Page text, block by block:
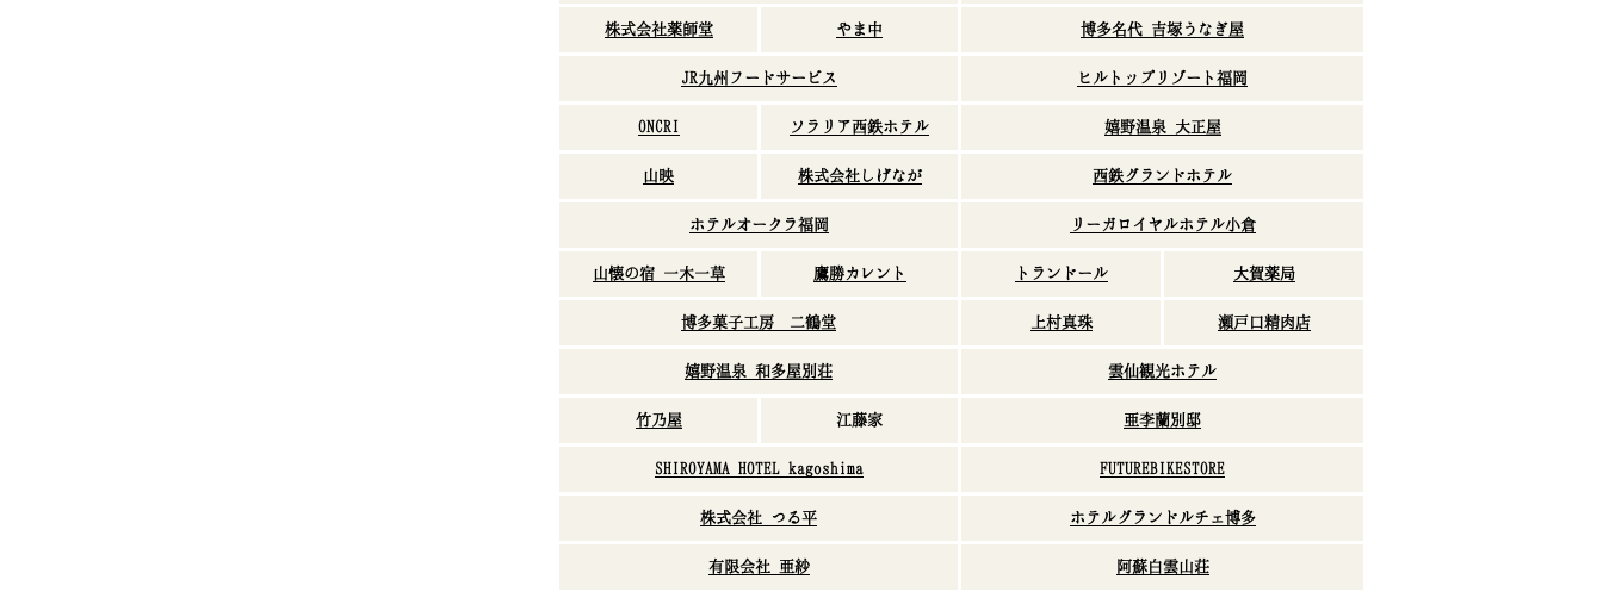
株式会社薬師堂 やま中 博多名代 吉塚うなぎ屋
JR九州フードサービス ヒルトップリゾート福岡
ONCRI ソラリア西鉄ホテル 嬉野温泉 大正屋
山映 株式会社しげなが 西鉄グランドホテル
ホテルオークラ福岡 リーガロイヤルホテル小倉
山懐の宿 一木一草 鷹勝カレント トランドール 大賀薬局
博多菓子工房 二鶴堂 上村真珠 瀬戸口精肉店
嬉野温泉 和多屋別荘 雲仙観光ホテル
竹乃屋 江藤家 亜李蘭別邸
SHIROYAMA HOTEL kagoshima FUTUREBIKESTORE
株式会社 つる平 ホテルグランドルチェ博多
有限会社 亜紗 阿蘇白雲山荘